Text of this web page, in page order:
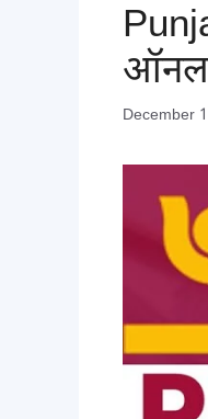
December